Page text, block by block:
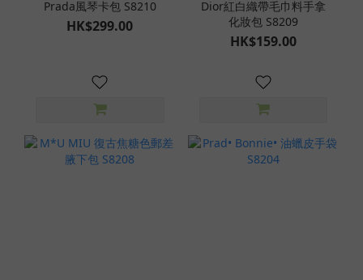
Prada風琴卡包 S8210
HK$299.00
Dior紅白織帶毛巾料手拿
化妝包 S8209
HK$159.00